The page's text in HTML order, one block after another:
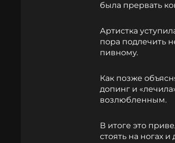
была прервать
Артистка
пора подлечить
пивному.
Как позже
допинг и
возлюбленным.
В итоге это
стоять на ногах